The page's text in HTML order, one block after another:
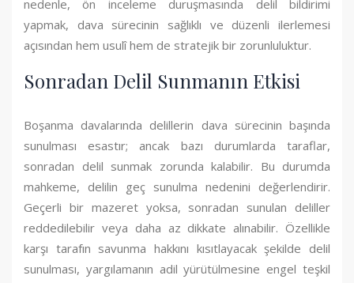
nedenle, ön inceleme duruşmasında delil bildirimi
yapmak, dava sürecinin sağlıklı ve düzenli ilerlemesi
açısından hem usulî hem de stratejik bir zorunluluktur.
Sonradan Delil Sunmanın Etkisi
Boşanma davalarında delillerin dava sürecinin başında
sunulması esastır; ancak bazı durumlarda taraflar,
sonradan delil sunmak zorunda kalabilir. Bu durumda
mahkeme, delilin geç sunulma nedenini değerlendirir.
Geçerli bir mazeret yoksa, sonradan sunulan deliller
reddedilebilir veya daha az dikkate alınabilir. Özellikle
karşı tarafın savunma hakkını kısıtlayacak şekilde delil
sunulması, yargılamanın adil yürütülmesine engel teşkil